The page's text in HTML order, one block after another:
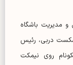
مدیریت باشگاه
دربی، رئیس
روی نیمکت